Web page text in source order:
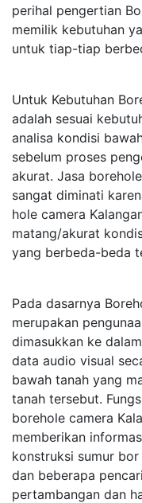
perihal pengertian
memilik kebutuhan
untuk tiap-tiap
Untuk Kebutuhan
adalah sesuai
analisa kondisi
sebelum proses
akurat. Jasa
sangat diminati
hole camera
matang/akurat
yang berbeda-beda
Pada dasarnya
merupakan
dimasukkan ke
data audio visual
bawah tanah yang
tanah tersebut.
borehole camera
memberikan
konstruksi sumur
dan beberapa
pertambangan dan